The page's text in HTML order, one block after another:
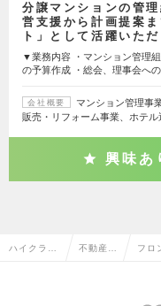
分譲マンションの管
営支援から計画提案
ト」として活躍いた
▼業務内容 ・マンション管理
の予算作成 ・総会、理事会へ
会社概要
マンション管理事
販売・リフォーム事業、ホテ
興味あ
ハイクラス 不動産系 フロ